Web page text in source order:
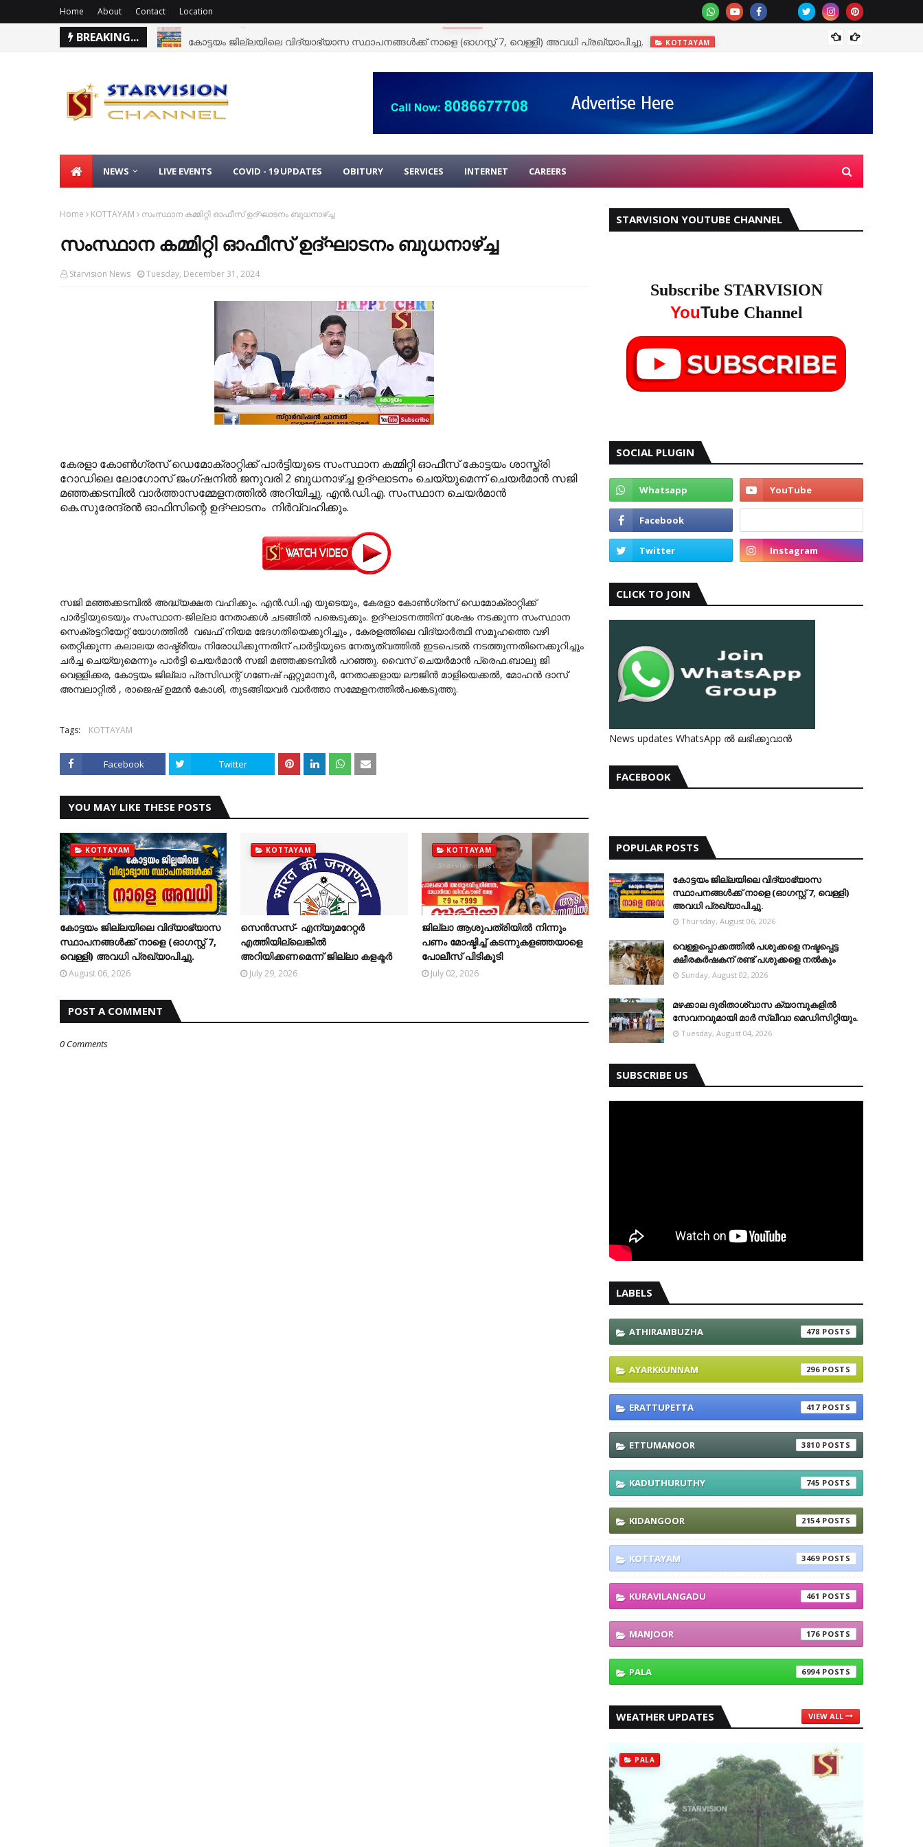
Home About Contact Location
BREAKING... കോട്ടയം ജില്ലയിലെ വിദ്യാഭ്യാസ സ്ഥാപനങ്ങള്‍ക്ക് നാളെ (ഓഗസ്റ്റ് 7, വെള്ളി) അവധി പ്രഖ്യാപിച്ചു. KOTTAYAM
NEWS LIVE EVENTS COVID - 19 UPDATES OBITURY SERVICES INTERNET CAREERS
Home KOTTAYAM സംസ്ഥാന കമ്മിറ്റി ഓഫീസ് ഉദ്ഘാടനം ബുധനാഴ്ച്ച
സംസ്ഥാന കമ്മിറ്റി ഓഫീസ് ഉദ്ഘാടനം ബുധനാഴ്ച്ച
Starvision News Tuesday, December 31, 2024
കേരളാ കോണ്‍ഗ്രസ് ഡെമോക്രാറ്റിക്ക് പാര്‍ട്ടിയുടെ സംസ്ഥാന കമ്മിറ്റി ഓഫീസ് കോട്ടയം ശാസ്ത്രി
റോഡിലെ ലോഗോസ് ജംഗ്ഷനില്‍ ജനുവരി 2 ബുധനാഴ്ച്ച ഉദ്ഘാടനം ചെയ്യുമെന്ന് ചെയര്‍മാന്‍ സജി
മഞ്ഞക്കടമ്പില്‍ വാര്‍ത്താസമ്മേളനത്തില്‍ അറിയിച്ചു. എന്‍.ഡി.എ. സംസ്ഥാന ചെയര്‍മാന്‍
കെ.സുരേന്ദ്രന്‍ ഓഫിസിന്റെ ഉദ്ഘാടനം നിര്‍വ്വഹിക്കും.
സജി മഞ്ഞക്കടമ്പില്‍ അദ്ധ്യക്ഷത വഹിക്കും. എന്‍.ഡി.എ യുടെയും, കേരളാ കോണ്‍ഗ്രസ് ഡെമോക്രാറ്റിക്ക്
പാര്‍ട്ടിയുടെയും സംസ്ഥാന-ജില്ലാ നേതാക്കള്‍ ചടങ്ങില്‍ പങ്കെടുക്കും. ഉദ്ഘാടനത്തിന് ശേഷം നടക്കുന്ന സംസ്ഥാന
സെക്രട്ടറിയേറ്റ് യോഗത്തില്‍ വഖഫ് നിയമ ഭേദഗതിയെക്കുറിച്ചും , കേരളത്തിലെ വിദ്യാര്‍ത്ഥി സമൂഹത്തെ വഴി
തെറ്റിക്കുന്ന കലാലയ രാഷ്ട്രീയം നിരോധിക്കുന്നതിന് പാര്‍ട്ടിയുടെ നേതൃത്വത്തില്‍ ഇടപെടല്‍ നടത്തുന്നതിനെക്കുറിച്ചും
ചര്‍ച്ച ചെയ്യുമെന്നും പാര്‍ട്ടി ചെയര്‍മാന്‍ സജി മഞ്ഞക്കടമ്പില്‍ പറഞ്ഞു. വൈസ് ചെയര്‍മാന്‍ പ്രെഫ.ബാലു ജി
വെള്ളിക്കര, കോട്ടയം ജില്ലാ പ്രസിഡന്റ് ഗണേഷ് ഏറ്റുമാനൂര്‍, നേതാക്കളായ ലൗജിന്‍ മാളിയെക്കല്‍, മോഹന്‍ ദാസ്
അമ്പലാറ്റില്‍ , രാജെഷ് ഉമ്മന്‍ കോശി, തുടങ്ങിയവര്‍ വാര്‍ത്താ സമ്മേളനത്തില്‍പങ്കെടുത്തു.
Tags: KOTTAYAM
Facebook Twitter
YOU MAY LIKE THESE POSTS
KOTTAYAM
കോട്ടയം ജില്ലയിലെ വിദ്യാഭ്യാസ
സ്ഥാപനങ്ങള്‍ക്ക് നാളെ (ഓഗസ്റ്റ് 7,
വെള്ളി) അവധി പ്രഖ്യാപിച്ചു.
August 06, 2026
KOTTAYAM
സെന്‍സസ്- എന്യുമറേറ്റര്‍
എത്തിയില്ലെങ്കില്‍
അറിയിക്കണമെന്ന് ജില്ലാ കളക്ടര്‍
July 29, 2026
KOTTAYAM
ജില്ലാ ആശുപത്രിയിൽ നിന്നും
പണം മോഷ്ടിച്ച് കടന്നുകളഞ്ഞയാളെ
പോലീസ് പിടികൂടി
July 02, 2026
POST A COMMENT
0 Comments
STARVISION YOUTUBE CHANNEL
Subscribe STARVISION
YouTube Channel
SOCIAL PLUGIN
CLICK TO JOIN
News updates WhatsApp ൽ ലഭിക്കുവാൻ
FACEBOOK
POPULAR POSTS
കോട്ടയം ജില്ലയിലെ വിദ്യാഭ്യാസ
സ്ഥാപനങ്ങള്‍ക്ക് നാളെ (ഓഗസ്റ്റ് 7, വെള്ളി)
അവധി പ്രഖ്യാപിച്ചു.
Thursday, August 06, 2026
വെള്ളപ്പൊക്കത്തില്‍ പശുക്കളെ നഷ്ടപ്പെട്ട
ക്ഷീരകര്‍ഷകന് രണ്ട് പശുക്കളെ നല്‍കും
Sunday, August 02, 2026
മഴക്കാല ദുരിതാശ്വാസ ക്യാമ്പുകളിൽ
സേവനവുമായി മാർ സ്ലീവാ മെഡിസിറ്റിയും.
Tuesday, August 04, 2026
SUBSCRIBE US
LABELS
ATHIRAMBUZHA 478
AYARKKUNNAM 296
ERATTUPETTA 417
ETTUMANOOR 3810
KADUTHURUTHY 745
KIDANGOOR 2154
KOTTAYAM 3469
KURAVILANGADU 461
MANJOOR 176
PALA 6994
WEATHER UPDATES VIEW ALL
PALA